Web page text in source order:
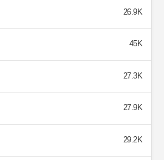
26.9K
45K
27.3K
27.9K
29.2K